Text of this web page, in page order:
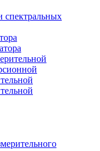
спектральных